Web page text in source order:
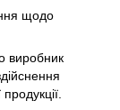
щодо
виробник